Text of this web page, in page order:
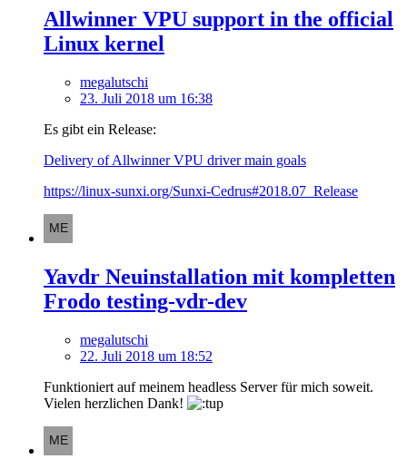
Allwinner VPU support in the official
Linux kernel
megalutschi
23. Juli 2018 um 16:38
Es gibt ein Release:
Delivery of Allwinner VPU driver main goals
https://linux-sunxi.org/Sunxi-Cedrus#2018.07_Release
Yavdr Neuinstallation mit kompletten
Frodo testing-vdr-dev
megalutschi
22. Juli 2018 um 18:52
Funktioniert auf meinem headless Server für mich soweit.
Vielen herzlichen Dank!